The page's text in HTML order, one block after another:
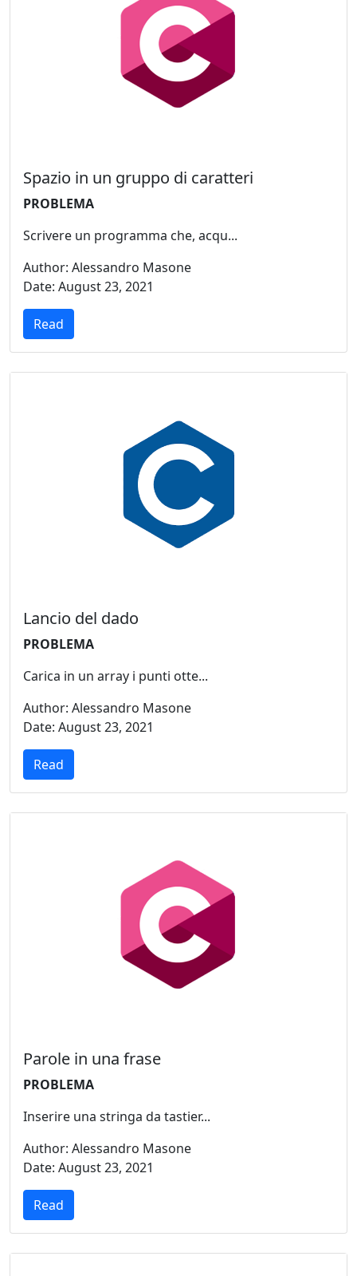
Spazio in un gruppo di caratteri
PROBLEMA
Scrivere un programma che, acqu...
Author: Alessandro Masone
Date: August 23, 2021
Read
Lancio del dado
PROBLEMA
Carica in un array i punti otte...
Author: Alessandro Masone
Date: August 23, 2021
Read
Parole in una frase
PROBLEMA
Inserire una stringa da tastier...
Author: Alessandro Masone
Date: August 23, 2021
Read